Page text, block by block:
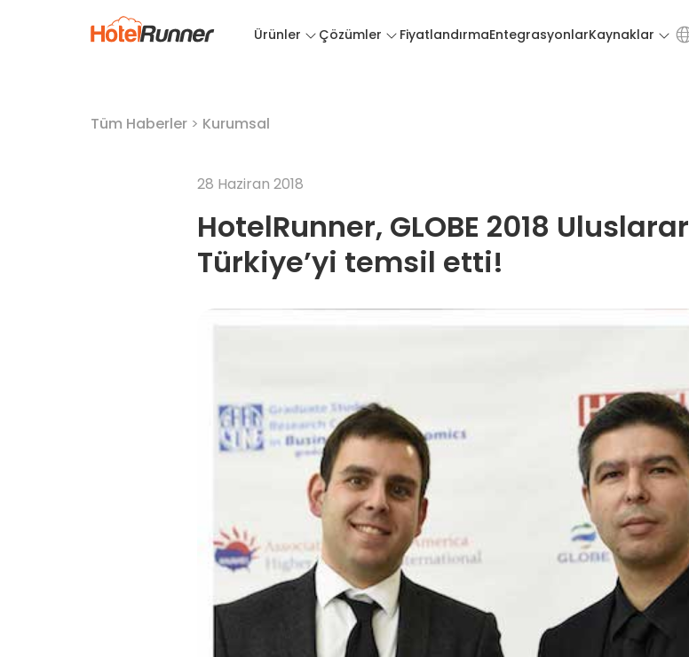
Ürünler Çözümler FiyatlandırmaEntegrasyonlarKaynaklar
Tüm Haberler > Kurumsal
28 Haziran 2018
HotelRunner, GLOBE 2018
Türkiye’yi temsil etti!